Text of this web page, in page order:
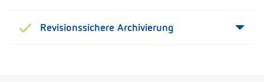
Revisionssichere Archivierung